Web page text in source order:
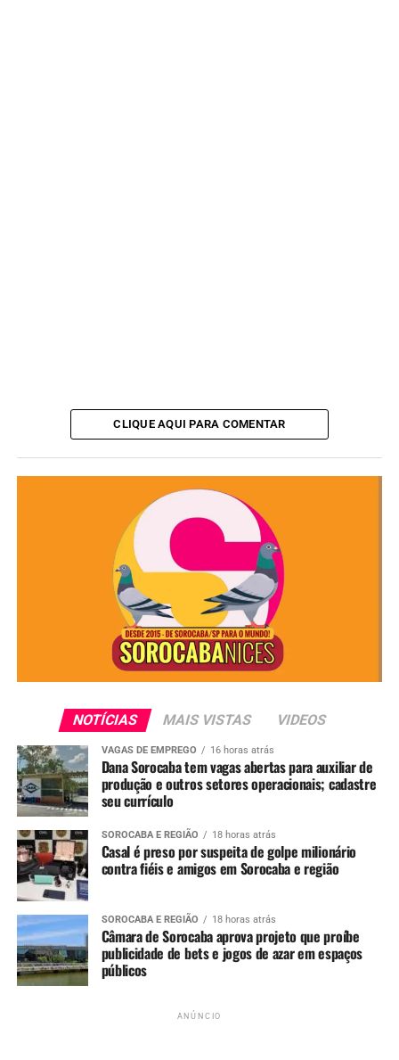
Clique aqui para ver como
consultar as vagas
disponíveis e se candidatar!
Redação
See Full Bio
TÓPICOS RELACIONADOS
SOROCABA
CLIQUE AQUI PARA COMENTAR
NOTÍCIAS MAIS VISTAS VIDEOS
VAGAS DE EMPREGO 16 horas atrás
Dana Sorocaba tem vagas abertas para auxiliar de
produção e outros setores operacionais; cadastre
seu currículo
SOROCABA E REGIÃO 18 horas atrás
Casal é preso por suspeita de golpe milionário
contra fiéis e amigos em Sorocaba e região
SOROCABA E REGIÃO 18 horas atrás
Câmara de Sorocaba aprova projeto que proíbe
publicidade de bets e jogos de azar em espaços
públicos
ANÚNCIO